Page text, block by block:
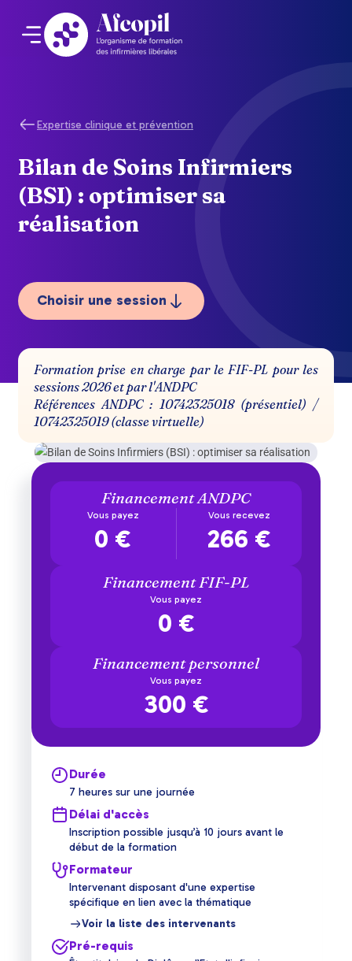
Expertise clinique et prévention
Bilan de Soins Infirmiers
(BSI) : optimiser sa
réalisation
Choisir une session
Formation prise en charge par le FIF-PL pour les
sessions 2026 et par l'ANDPC
Références ANDPC : 10742325018 (présentiel) /
10742325019 (classe virtuelle)
FinancementANDPC
Vous payez
0 €
Vous recevez
266 €
FinancementFIF-PL
Vous payez
0 €
Financementpersonnel
Vous payez
300 €
Durée
7 heures sur une journée
Délai d'accès
Inscription possible jusqu’à 10 jours avant le
début de la formation
Formateur
Intervenant disposant d'une expertise
spécifique en lien avec la thématique
Voir la liste des intervenants
Pré-requis